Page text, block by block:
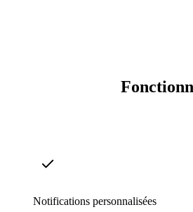
Notifications personnalisées